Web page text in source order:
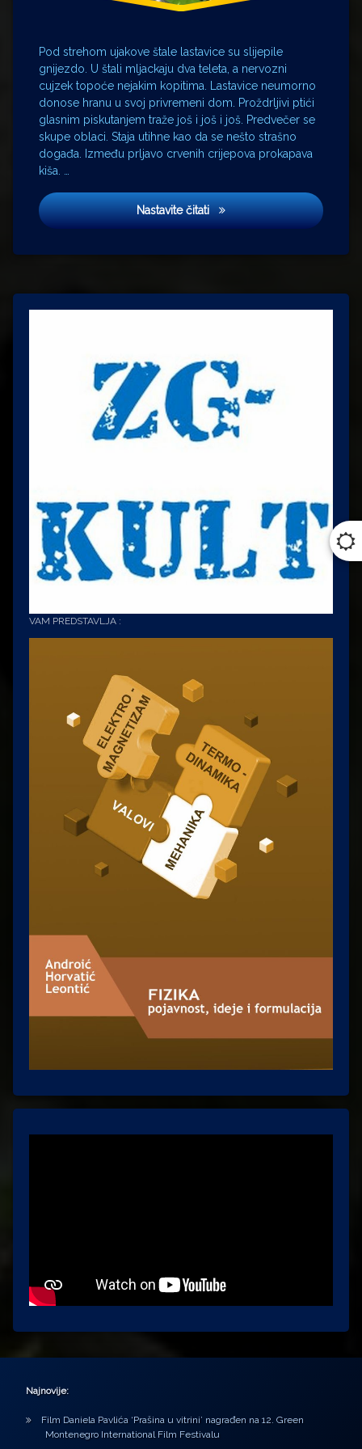
Pod strehom ujakove štale lastavice su slijepile
gnijezdo. U štali mljackaju dva teleta, a nervozni
cujzek topoće nejakim kopitima. Lastavice neumorno
donose hranu u svoj privremeni dom. Proždrljivi ptići
glasnim piskutanjem traže još i još i još. Predvečer se
skupe oblaci. Staja utihne kao da se nešto strašno
događa. Između prljavo crvenih crijepova prokapava
kiša. …
Nastavite čitatiPtičice i ptičurine
buteoninae
sove-
strigidae
vrabac-
Paser
domesticus
vrana-
Corvus
VAM PREDSTAVLJA :
Najnovije:
Film Daniela Pavlića ‘Prašina u vitrini’ nagrađen na 12. Green
Montenegro International Film Festivalu